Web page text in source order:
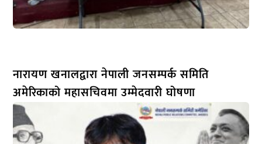
नारायण खनालद्वारा नेपाली जनसम्पर्क समिति
अमेरिकाको महासचिवमा उम्मेदवारी घोषणा